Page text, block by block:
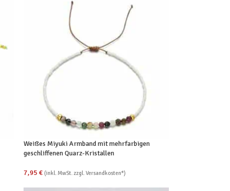
Weißes Miyuki Armband mit mehrfarbigen
geschliffenen Quarz-Kristallen
7,95 € (inkl. MwSt. zzgl. Versandkosten*)